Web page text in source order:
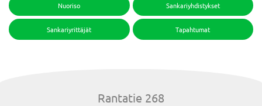
Nuoriso Sankariyhdistykset
Sankariyrittäjät Tapahtumat
Rantatie 268